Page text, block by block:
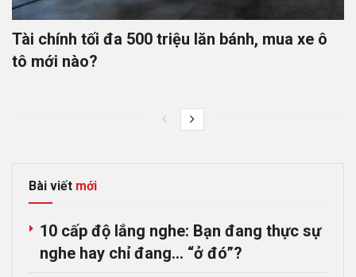
Tài chính tối đa 500 triệu lăn bánh, mua xe ô
tô mới nào?
Bài viết mới
10 cấp độ lắng nghe: Bạn đang thực sự
nghe hay chỉ đang… “ở đó”?